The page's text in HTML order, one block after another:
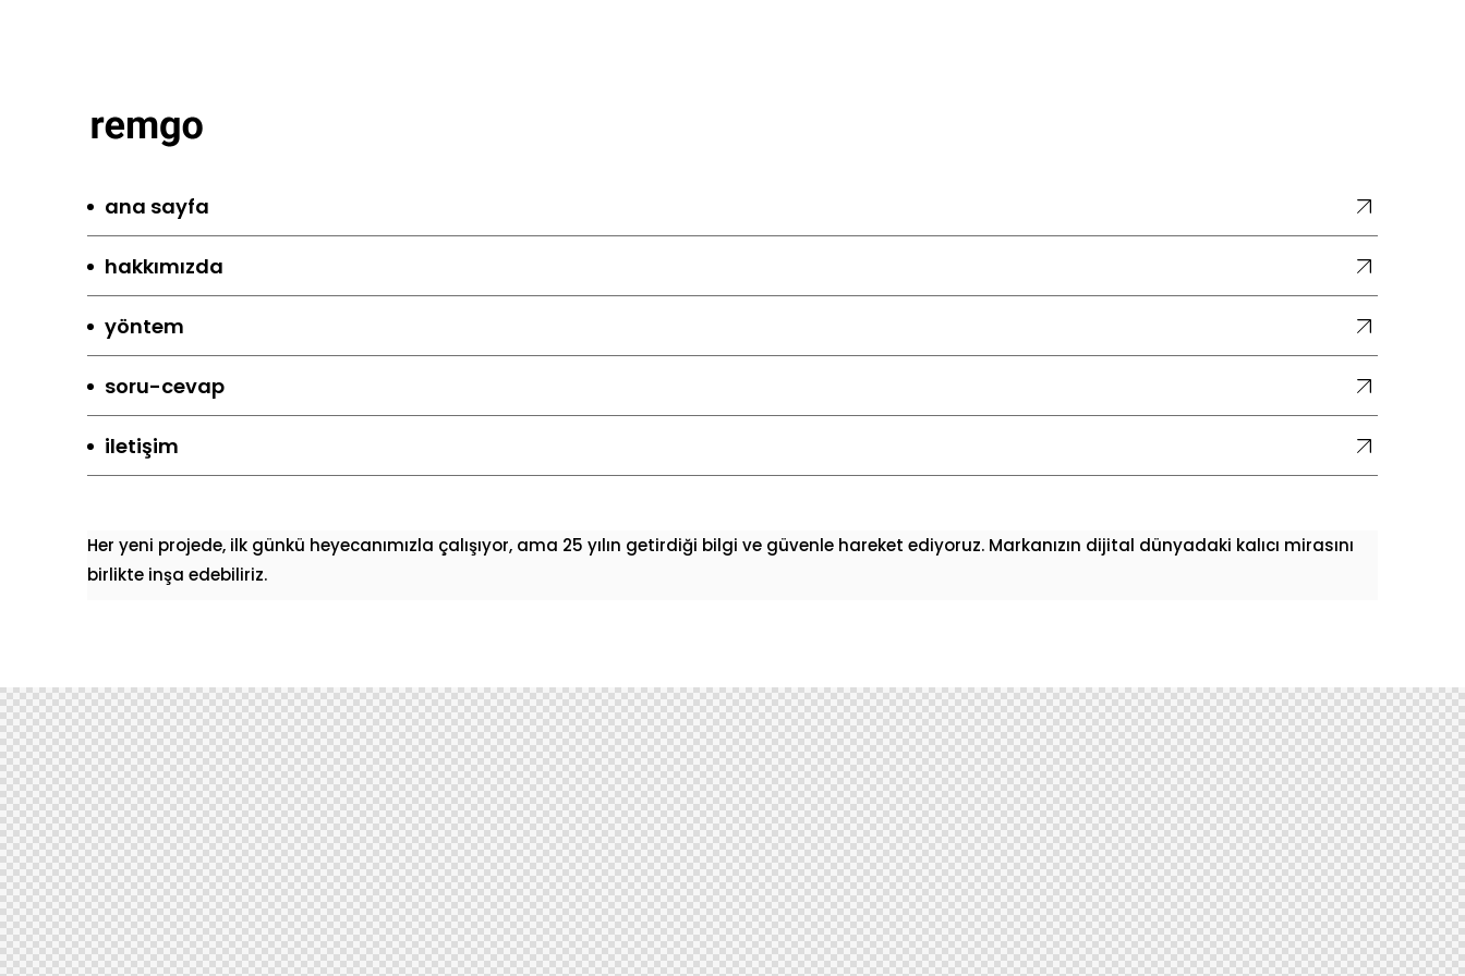
ana sayfa
hakkımızda
yöntem
soru-cevap
iletişim
Her yeni projede, ilk günkü heyecanımızla çalışıyor, ama 25 yılın getirdiği bilgi ve güvenle hareket ediyoruz. Markanızın dijital dünyadaki kalıcı mirasını
birlikte inşa edebiliriz.